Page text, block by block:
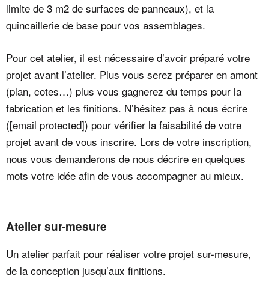
limite de 3 m2 de surfaces de panneaux), et la
quincaillerie de base pour vos assemblages.
Pour cet atelier, il est nécessaire d’avoir préparé votre
projet avant l’atelier. Plus vous serez préparer en amont
(plan, cotes…) plus vous gagnerez du temps pour la
fabrication et les finitions. N’hésitez pas à nous écrire
([email protected]) pour vérifier la faisabilité de votre
projet avant de vous inscrire. Lors de votre inscription,
nous vous demanderons de nous décrire en quelques
mots votre idée afin de vous accompagner au mieux.
Atelier sur-mesure
Un atelier parfait pour réaliser votre projet sur-mesure,
de la conception jusqu’aux finitions.